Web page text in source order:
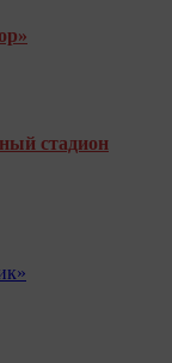
стадион